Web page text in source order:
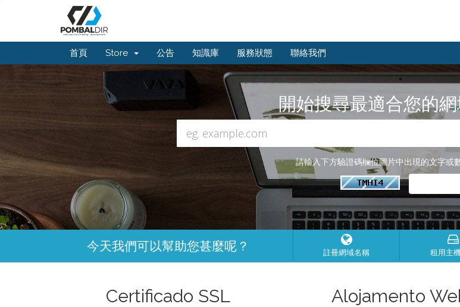
首頁 Store 公告 知識庫 服務狀態 聯絡我們
開始搜尋最適合您的網
請輸入下方驗證碼欄位圖片中出現的文字或
今天我們可以幫助您甚麼呢？ 註冊網域名稱 租用主
Certificado SSL Alojamento